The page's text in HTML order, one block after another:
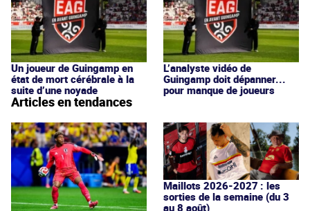
Un joueur de Guingamp en
état de mort cérébrale à la
suite d’une noyade
L’analyste vidéo de
Guingamp doit dépanner...
pour manque de joueurs
Articles en tendances
Maillots 2026-2027 : les
sorties de la semaine (du 3
au 8 août)